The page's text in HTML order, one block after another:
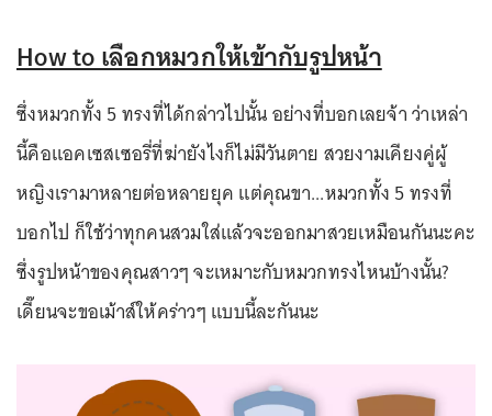
How to เลือกหมวกให้เข้ากับรูปหน้า
ซึ่งหมวกทั้ง 5 ทรงที่ได้กล่าวไปนั้น อย่างที่บอกเลยจ้า ว่าเหล่า
นี้คือแอคเซสเซอรี่ที่ฆ่ายังไงก็ไม่มีวันตาย สวยงามเคียงคู่ผู้
หญิงเรามาหลายต่อหลายยุค แต่คุณขา...หมวกทั้ง 5 ทรงที่
บอกไป ก็ใช้ว่าทุกคนสวมใส่แล้วจะออกมาสวยเหมือนกันนะคะ
ซึ่งรูปหน้าของคุณสาวๆ จะเหมาะกับหมวกทรงไหนบ้างนั้น?
เดี๊ยนจะขอเม้าส์ให้คร่าวๆ แบบนี้ละกันนะ